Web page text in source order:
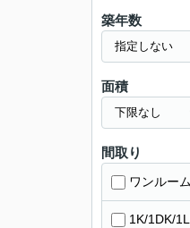
築年数
面積
間取り
ワンルーム
1K/1DK/